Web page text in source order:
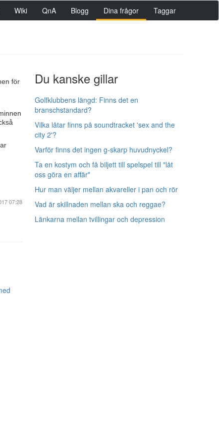
Wiki QnA Blogg Dina frågor Taggar
Du kanske gillar
Golfklubbens längd: Finns det en
branschstandard?
Vilka låtar finns på soundtracket 'sex and the
city 2'?
Varför finns det ingen g-skarp huvudnyckel?
Ta en kostym och få biljett till spelspel till "låt
oss göra en affär"
Hur man väljer mellan akvareller i pan och rör
Vad är skillnaden mellan ska och reggae?
Länkarna mellan tvillingar och depression
för
07:28